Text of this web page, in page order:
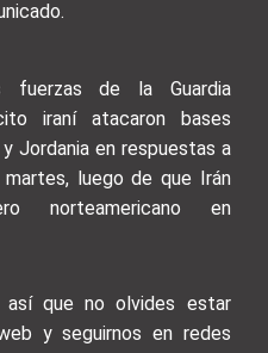
fuerzas de la Guardia
iraní atacaron bases
Jordania en respuestas a
luego de que Irán
norteamericano en
así que no olvides estar
y seguirnos en redes